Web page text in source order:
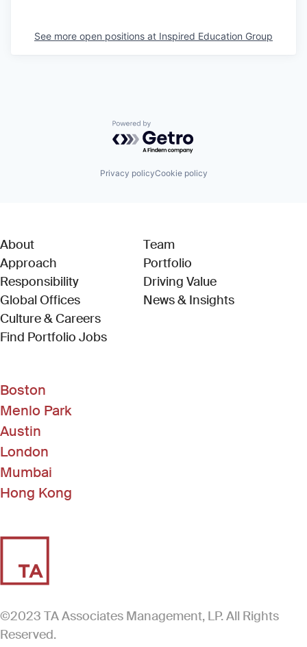
See more open positions at Inspired Education Group
Powered by Getro.com
Privacy policyCookie policy
About
Approach
Responsibility
Global Offices
Culture & Careers
Find Portfolio Jobs(Link opens in new window)
Team
Portfolio
Driving Value
News & Insights
Boston
Menlo Park
Austin
London
Mumbai
Hong Kong
©2023 TA Associates Management, LP. All Rights
Reserved.